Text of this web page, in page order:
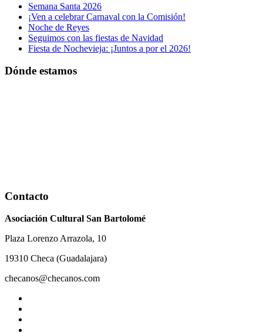
Semana Santa 2026
¡Ven a celebrar Carnaval con la Comisión!
Noche de Reyes
Seguimos con las fiestas de Navidad
Fiesta de Nochevieja: ¡Juntos a por el 2026!
Dónde estamos
Contacto
Asociación Cultural San Bartolomé
Plaza Lorenzo Arrazola, 10
19310 Checa (Guadalajara)
checanos@checanos.com